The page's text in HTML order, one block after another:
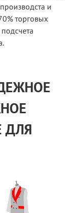
и
торговых
ДЛЯ